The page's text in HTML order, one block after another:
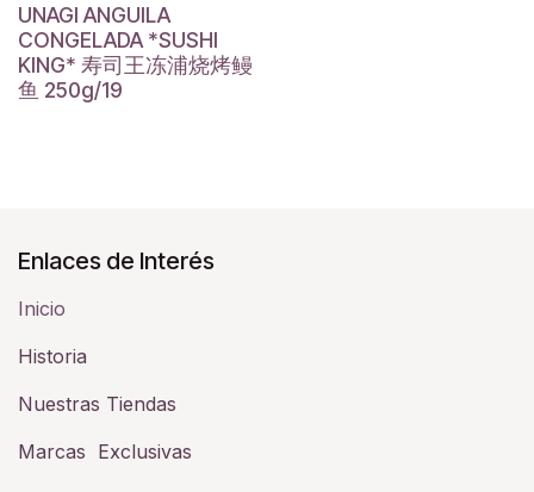
UNAGI ANGUILA
CONGELADA *SUSHI
KING* 寿司王冻浦烧烤鳗
鱼 250g/19
Enlaces de Interés
Inicio
Historia​
Nuestras Tiendas
Marcas Exclusivas